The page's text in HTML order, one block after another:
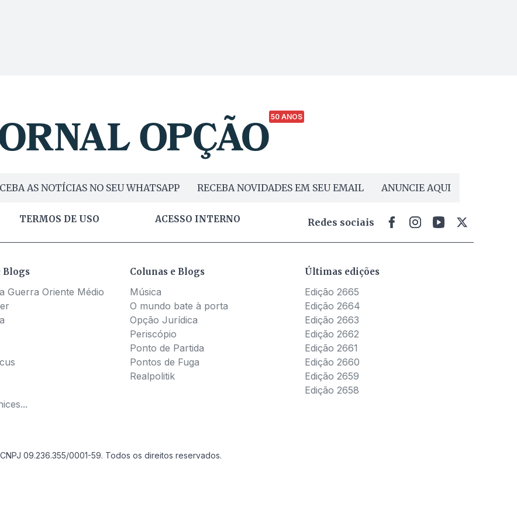
50 ANOS
AS NOTÍCIAS NO SEU WHATSAPP RECEBA NOVIDADES EM SEU EMAIL ANUNCIE AQUI
TERMOS DE USO ACESSO INTERNO Redes sociais
Blogs
Guerra Oriente Médio
Colunas e Blogs
Música
O mundo bate à porta
Opção Jurídica
Periscópio
Ponto de Partida
Pontos de Fuga
Realpolitik
Últimas edições
Edição 2665
Edição 2664
Edição 2663
Edição 2662
Edição 2661
Edição 2660
Edição 2659
Edição 2658
09.236.355/0001-59. Todos os direitos reservados.